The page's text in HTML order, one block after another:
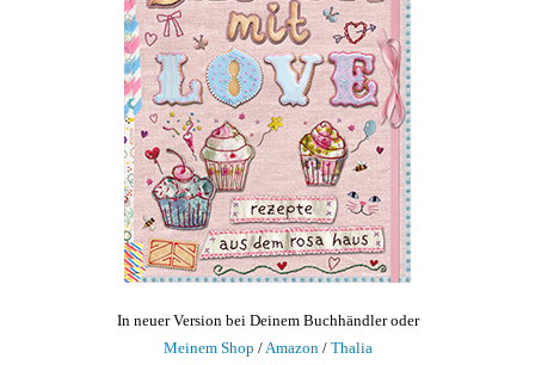
In neuer Version bei Deinem Buchhändler oder
Meinem Shop /Amazon/ Thalia